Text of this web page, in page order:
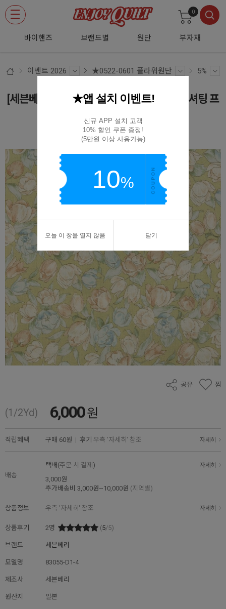
바이핸즈 브랜드별 원단 부자재
0
이벤트 2026 ★0522-0601 플라워원단 5%
[세븐베리] 마리에타 노스텔지어 컬렉션 D1 셔팅 프
83055-D1-4
공유 찜
(1/2Yd) 6,000원
적립혜택 구매 60원 | 후기 우측 '자세히' 참조 자세히
배송
택배(주문 시 결제 ) 자세히
3,000원
추가배송비 3,000원~10,000원 (지역별)
상품정보 우측 '자세히' 참조 자세히
상품후기 2명 (5/5)
브랜드 세븐베리
모델명 83055-D1-4
제조사 세븐베리
원산지 일본
★앱 설치 이벤트!
신규 APP 설치 고객
10% 할인 쿠폰 증정!
(5만원 이상 사용가능)
10%
오늘 이 창을 열지 않음 닫기